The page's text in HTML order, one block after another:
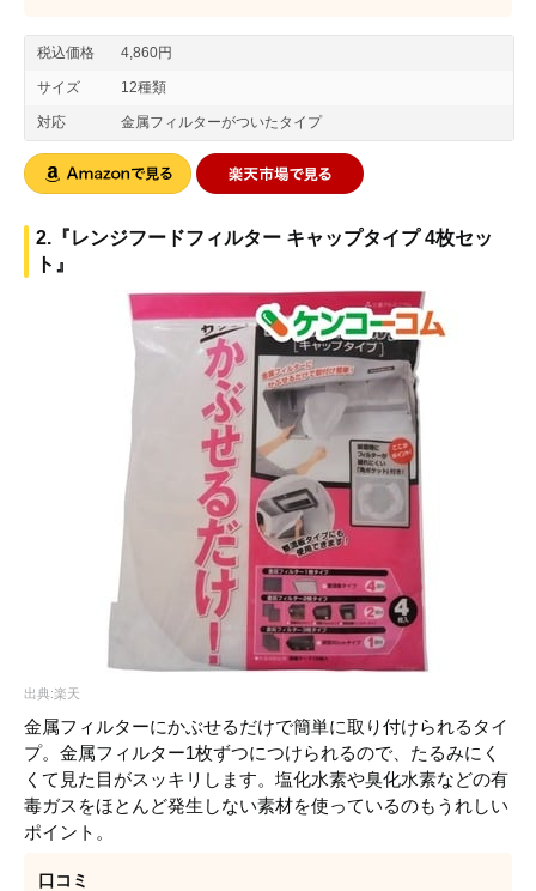
税込価格 4,860円
サイズ 12種類
対応 金属フィルターがついたタイプ
2.『レンジフードフィルター キャップタイプ 4枚セッ
ト』
出典:楽天
金属フィルターにかぶせるだけで簡単に取り付けられるタイ
プ。金属フィルター1枚ずつにつけられるので、たるみにく
くて見た目がスッキリします。塩化水素や臭化水素などの有
毒ガスをほとんど発生しない素材を使っているのもうれしい
ポイント。
口コミ